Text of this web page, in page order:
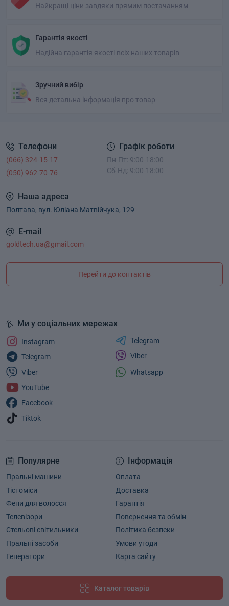
Найкращі ціни завдяки прямим постачанням
Гарантія якості
Надійна гарантія якості всіх наших товарів
Зручний вибір
Вся детальна інформація про товар
Телефони
(066) 324-15-17
(050) 962-70-76
Графік роботи
Пн-Пт: 9:00-18:00
Сб-Нд: 9:00-18:00
Наша адреса
Полтава, вул. Юліана Матвійчука, 129
E-mail
goldtech.ua@gmail.com
Перейти до контактів
Популярне
Пральні машини
Тістоміси
Фени для волосся
Телевізори
Стельові світильники
Пральні засоби
Генератори
Інформація
Оплата
Доставка
Гарантія
Повернення та обмін
Політика безпеки
Умови угоди
Карта сайту
Каталог товарів
Ми у соціальних мережах
Instagram
Telegram
Viber
YouTube
Facebook
Tiktok
Telegram
Viber
Whatsapp